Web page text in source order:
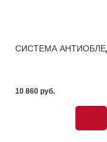
СИСТЕМА
10 860 pуб.